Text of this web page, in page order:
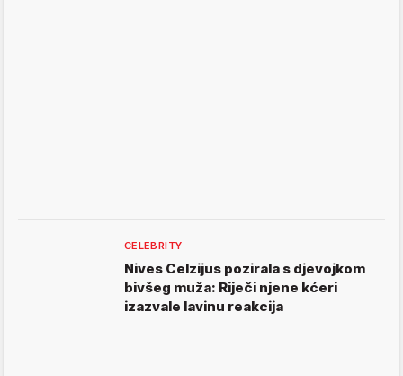
CELEBRITY
Nives Celzijus pozirala s djevojkom
bivšeg muža: Riječi njene kćeri
izazvale lavinu reakcija